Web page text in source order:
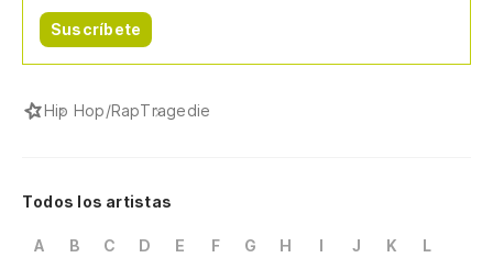
Suscríbete
Hip Hop/RapTragedie
Todos los artistas
A B C D E F G H I J K
L